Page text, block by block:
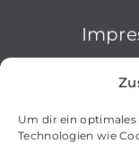
Um dir ein
Technologien wie
©